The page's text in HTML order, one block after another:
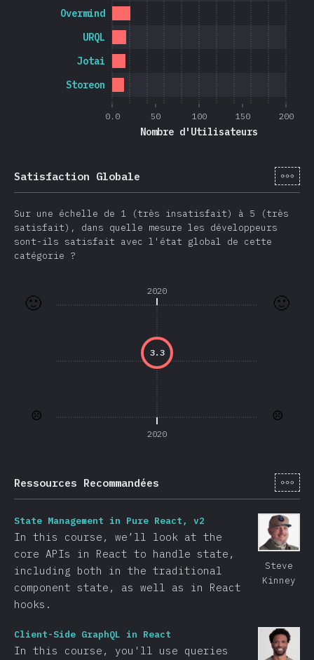
0.0 50 100 150 200
Nombre d'Utilisateurs
Storeon
Jotai
URQL
Overmind
Satisfaction Globale [fr-
Sur une échelle de 1 (très insatisfait) à 5 (très
satisfait), dans quelle mesure les développeurs
sont-ils satisfait avec l'état global de cette
catégorie ?
2020
☹️
🙂
2020
☹️
🙂
3.3
Ressources Recommandées [fr-
Steve
Kinney
State Management in Pure React, v2
In this course, we’ll look at the
core APIs in React to handle state,
including both in the traditional
component state, as well as in React
hooks.
Client-Side GraphQL in React
In this course, you'll use queries